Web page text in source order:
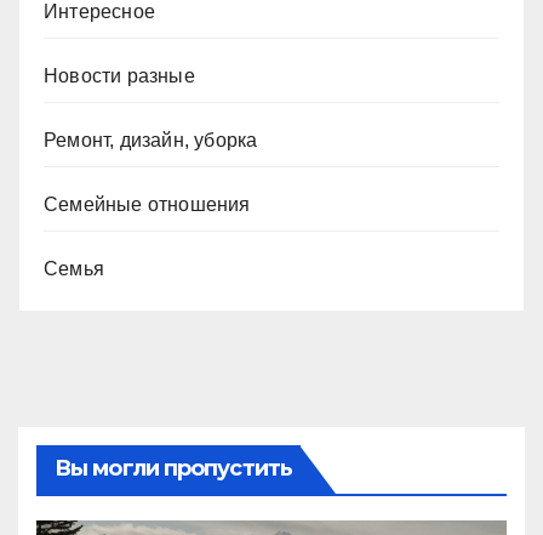
Интересное
Новости разные
Ремонт, дизайн, уборка
Семейные отношения
Семья
Вы могли пропустить